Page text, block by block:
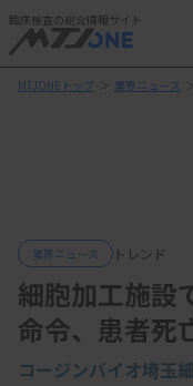
臨床検査の総合情報サイト
MTJONEトップ ＞ 業界ニュース
業界ニュース トレンド
細胞加工施
命令、患者死
コージンバイオ埼玉